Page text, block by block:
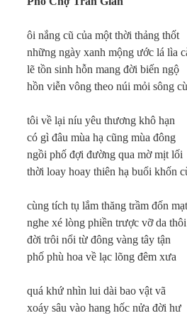
ôi nắng cũ của một thời thảng thốt
những ngày xanh mộng ước lá lìa
lẽ tồn sinh hỗn mang đời biến ngộ
hồn viễn vông theo núi mỏi sông
tôi về lại níu yêu thương khô hạn
có gì đâu mùa hạ cũng mùa đông
ngồi phố đợi đường qua mờ mịt lối
thời loay hoay thiên hạ buổi khốn
cùng tích tụ lắm thăng trầm đốn mạt
nghe xé lòng phiền trược vỡ da thôi
đời trôi nổi từ đông vàng tây tận
phố phù hoa về lạc lõng đêm xưa
quá khứ nhìn lui dài bao vật vã
xoáy sâu vào hang hốc nửa đời hư